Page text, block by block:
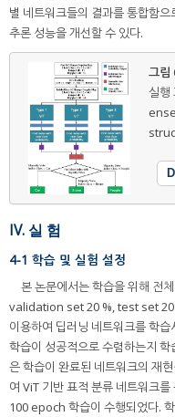
별 네트워크들의 결과를 통합함
추론 성능을 개선할 수 있다.
그림
실
IV. 실 험
4-1 학습 및 실험 설정
본 논문에서는 학습을 위해 전
validation set 20 %, test set 20
이용하여 딥러닝 네트워크를 학
학습이 성공적으로 수렴하는지
은 학습이 완료된 네트워크의 재
여 ViT 기반 표적 분류 네트워크를
100 epoch 학습이 수행되었다.